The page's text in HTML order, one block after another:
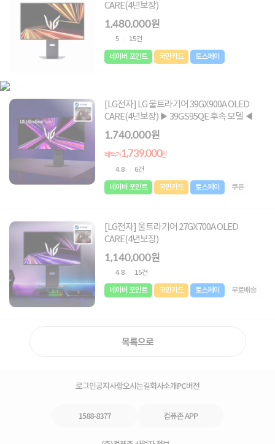
CARE(4년보장)
1,480,000원
5 15건
네이버 포인트 국민카드 토스페이
[LG전자] LG 울트라기어 39GX900A OLED
CARE(4년보장) ▶ 39GS95QE 후속 모델 ◀
1,740,000원
혜택가1,739,000원
4.8 6건
네이버 포인트 국민카드 토스페이 쿠폰
[LG전자] 울트라기어 27GX700A OLED
CARE(4년보장)
1,140,000원
4.8 15건
네이버 포인트 국민카드 토스페이 무료배송
목록으로
로그인공지사항오시는길회사소개PC버전
1588-8377 컴퓨존 APP